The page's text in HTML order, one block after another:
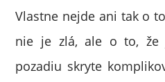
Vlastne nejde ani tak o
nie je zlá, ale o to, že
pozadiu skryte